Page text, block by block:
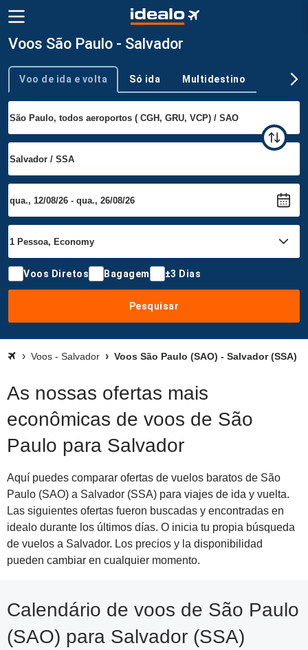
Voos São Paulo - Salvador
Tipo de viagem
Voo de ida e volta Só ida Multidestino
Voos Diretos Bagagem ±3 Dias
Pesquisar
Voos - Salvador Voos São Paulo (SAO) - Salvador (SSA)
As nossas ofertas mais
econômicas de voos de São
Paulo para Salvador
Aquí puedes comparar ofertas de vuelos baratos de São
Paulo (SAO) a Salvador (SSA) para viajes de ida y vuelta.
Las siguientes ofertas fueron buscadas y encontradas en
idealo durante los últimos días. O inicia tu propia búsqueda
de vuelos a Salvador. Los precios y la disponibilidad
pueden cambiar en cualquier momento.
Calendário de voos de São Paulo
(SAO) para Salvador (SSA)